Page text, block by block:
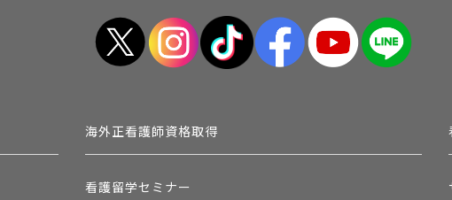
海外正看護師資格取得
看護留学セミナー